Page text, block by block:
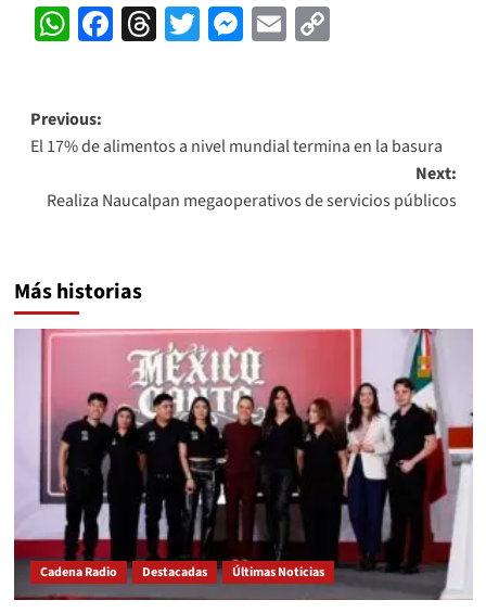
WhatsApp
Facebook
Threads
Twitter
Messenger
EmailCopy
Post
navigation
Previous:
El 17% de alimentos a nivel mundial termina en la basura
Next:
Realiza Naucalpan megaoperativos de servicios públicos
Más historias
Cadena Radio Destacadas Últimas Noticias